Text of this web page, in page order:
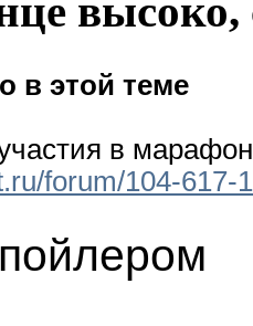
высоко,
этой теме
в
forum/104-617-1